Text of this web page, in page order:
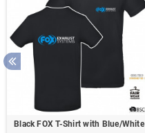
Black FOX T-Shirt with Blue/White